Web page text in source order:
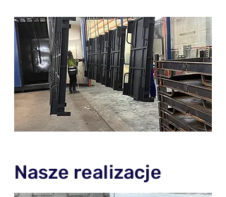
Nasze realizacje